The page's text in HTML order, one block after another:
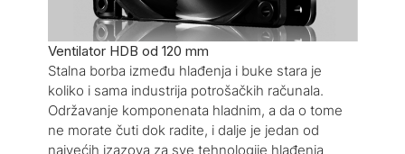
Ventilator HDB od 120 mm
Stalna borba između hlađenja i buke stara je
koliko i sama industrija potrošačkih računala.
Održavanje komponenata hladnim, a da o tome
ne morate čuti dok radite, i dalje je jedan od
najvećih izazova za sve tehnologije hlađenja